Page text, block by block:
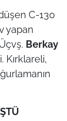
C-130
yapan
Berkay
Kırklareli,